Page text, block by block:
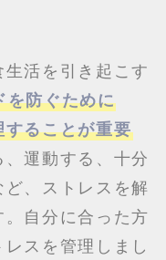
活を引き起こす
を防ぐために
することが重要
運動する、十分
、ストレスを解
自分に合った方
スを管理しまし